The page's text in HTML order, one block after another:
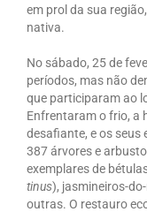
em prol da sua
nativa.
No sábado, 25 de
períodos, mas não
que participaram ao
Enfrentaram o frio, a
desafiante, e os
387 árvores e
exemplares de
tinus), jasmineiros-
outras. O restauro